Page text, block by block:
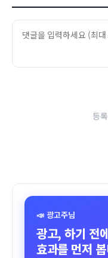
등
📣 광고주님
광고, 하기 전
효과를 먼저